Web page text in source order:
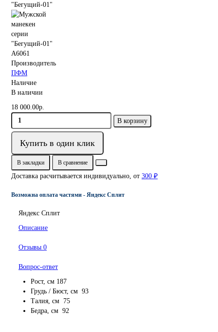
A6061
Производитель
ПФМ
Наличие
В наличии
18 000.00р.
В корзину
Купить в один клик
В закладки В сравнение
Доставка расчитывается индивидуально, от 300 ₽
Возможна оплата частями - Яндекс Сплит
Яндекс Сплит
Описание
Отзывы 0
Вопрос-ответ
Рост, см 187
Грудь / Бюст, см 93
Талия, см 75
Бедра, см 92